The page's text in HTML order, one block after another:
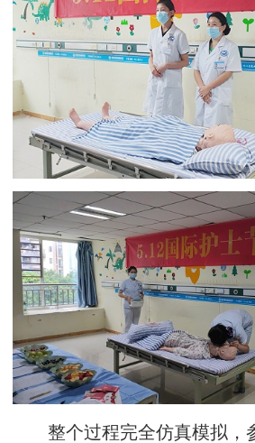
整个过程完全仿真模拟，